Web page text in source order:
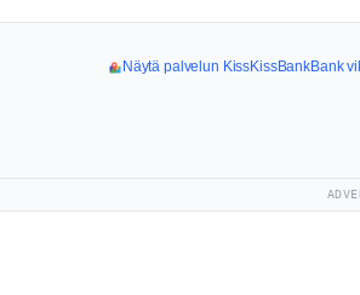
Näytä palvelun KissKissBankBank